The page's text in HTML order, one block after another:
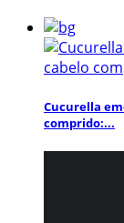
Cucurella
comprido:...